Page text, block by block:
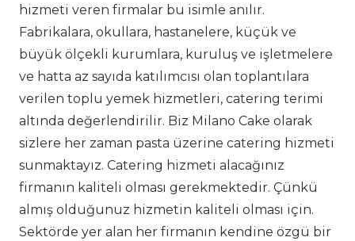
hizmeti veren firmalar bu isimle anılır.
Fabrikalara, okullara, hastanelere, küçük ve
büyük ölçekli kurumlara, kuruluş ve işletmelere
ve hatta az sayıda katılımcısı olan toplantılara
verilen toplu yemek hizmetleri, catering terimi
altında değerlendirilir. Biz Milano Cake olarak
sizlere her zaman pasta üzerine catering hizmeti
sunmaktayız. Catering hizmeti alacağınız
firmanın kaliteli olması gerekmektedir. Çünkü
almış olduğunuz hizmetin kaliteli olması için.
Sektörde yer alan her firmanın kendine özgü bir